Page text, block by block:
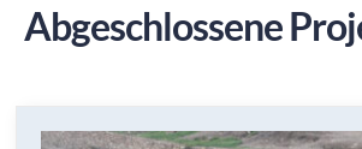
Abgeschlossene